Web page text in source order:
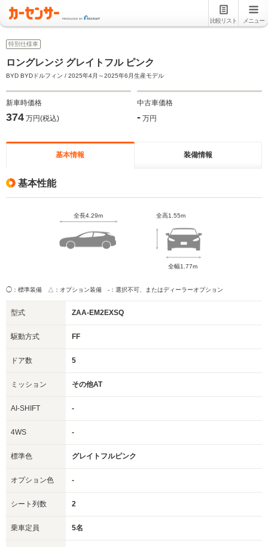
比較リスト メニュー
特別仕様車
ロングレンジ グレイトフル ピンク
BYD BYDドルフィン / 2025年4月～2025年6月生産モデル
新車時価格
374 万円(税込)
中古車価格
- 万円
基本情報 装備情報
基本性能
全長4.29m 全高1.55m
全幅1.77m
◯：標準装備 △：オプション装備 -：選択不可、またはディーラーオプション
型式 ZAA-EM2EXSQ
駆動方式 FF
ドア数 5
ミッション その他AT
AI-SHIFT -
4WS -
標準色 グレイトフルピンク
オプション色 -
シート列数 2
乗車定員 5名